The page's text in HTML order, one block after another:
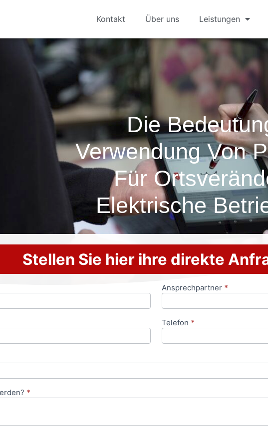
Kontakt Über uns Leistungen
Die
Verwendung Von
Für
Elektrische
Stellen Sie hier ihre direkte
Ansprechpartner *
Telefon *
*